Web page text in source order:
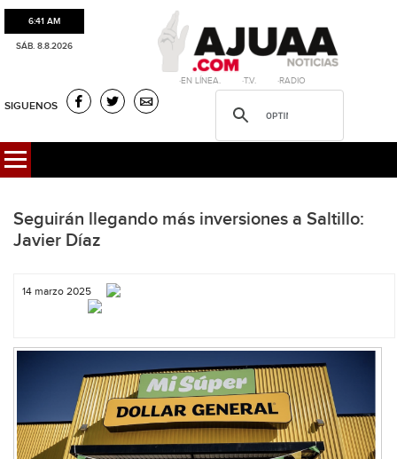
6:41 AM
SÁB. 8.8.2026
·EN LÍNEA. ·T.V. ·RADIO
SIGUENOS
Seguirán llegando más inversiones a Saltillo:
Javier Díaz
14 marzo 2025